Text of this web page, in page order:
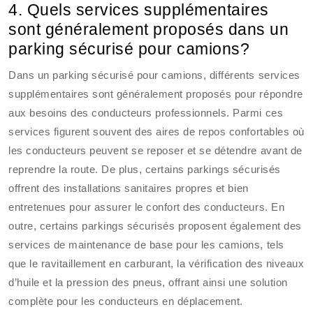
4. Quels services supplémentaires
sont généralement proposés dans un
parking sécurisé pour camions?
Dans un parking sécurisé pour camions, différents services
supplémentaires sont généralement proposés pour répondre
aux besoins des conducteurs professionnels. Parmi ces
services figurent souvent des aires de repos confortables où
les conducteurs peuvent se reposer et se détendre avant de
reprendre la route. De plus, certains parkings sécurisés
offrent des installations sanitaires propres et bien
entretenues pour assurer le confort des conducteurs. En
outre, certains parkings sécurisés proposent également des
services de maintenance de base pour les camions, tels
que le ravitaillement en carburant, la vérification des niveaux
d’huile et la pression des pneus, offrant ainsi une solution
complète pour les conducteurs en déplacement.